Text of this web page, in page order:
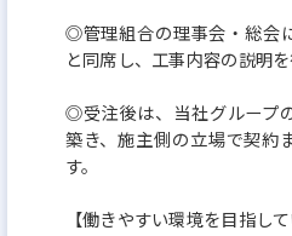
◎管理組合の理事会・総会
と同席し、工事内容の説明を
◎受注後は、当社グループ
築き、施主側の立場で契約
す。
【働きやすい環境を目指して